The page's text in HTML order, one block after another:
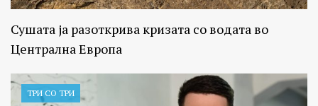
Сушата ја разоткрива кризата со водата во
Централна Европа
ТРИ СО ТРИ